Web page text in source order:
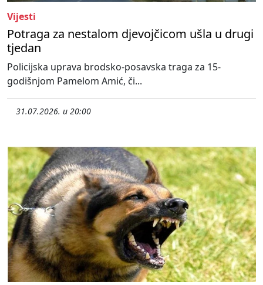
Vijesti
Potraga za nestalom djevojčicom ušla u drugi
tjedan
Policijska uprava brodsko-posavska traga za 15-
godišnjom Pamelom Amić, či...
31.07.2026. u 20:00